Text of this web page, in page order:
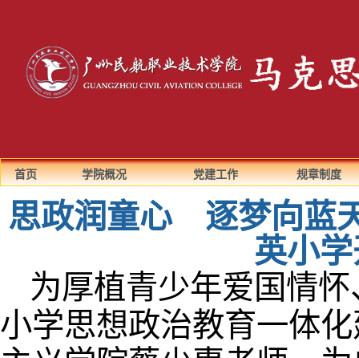
首页 学院概况 党建工作 规章制度
思政润童心 逐梦向蓝
英小
为厚植青少年爱国情
小学思想政治教育一体